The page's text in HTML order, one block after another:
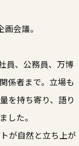
会議。
員、公務員、万博
係者まで。立場も
を持ち寄り、語り
した。
が自然と立ち上が